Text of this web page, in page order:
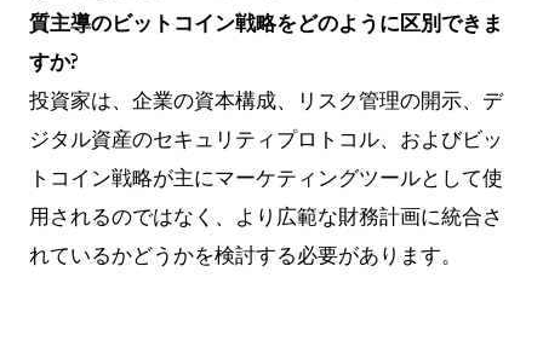
質主導のビットコイン戦略をどのように区別できま
すか?
投資家は、企業の資本構成、リスク管理の開示、デ
ジタル資産のセキュリティプロトコル、およびビッ
トコイン戦略が主にマーケティングツールとして使
用されるのではなく、より広範な財務計画に統合さ
れているかどうかを検討する必要があります。